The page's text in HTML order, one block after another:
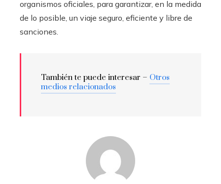
organismos oficiales, para garantizar, en la medida
de lo posible, un viaje seguro, eficiente y libre de
sanciones.
También te puede interesar – Otros
medios relacionados